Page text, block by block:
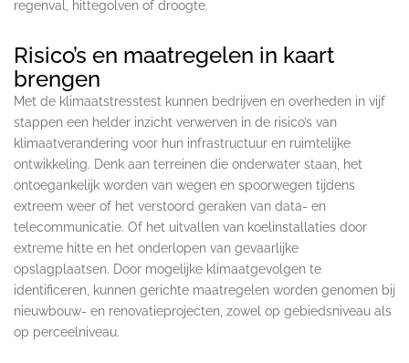
regenval, hittegolven of droogte.
Risico’s en maatregelen in kaart
brengen
Met de klimaatstresstest kunnen bedrijven en overheden in vijf
stappen een helder inzicht verwerven in de risico’s van
klimaatverandering voor hun infrastructuur en ruimtelijke
ontwikkeling. Denk aan terreinen die onderwater staan, het
ontoegankelijk worden van wegen en spoorwegen tijdens
extreem weer of het verstoord geraken van data- en
telecommunicatie. Of het uitvallen van koelinstallaties door
extreme hitte en het onderlopen van gevaarlijke
opslagplaatsen. Door mogelijke klimaatgevolgen te
identificeren, kunnen gerichte maatregelen worden genomen bij
nieuwbouw- en renovatieprojecten, zowel op gebiedsniveau als
op perceelniveau.